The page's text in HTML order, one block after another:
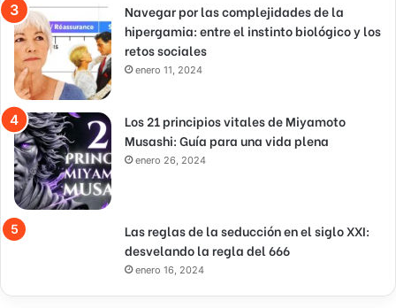
Navegar por las complejidades de la
hipergamia: entre el instinto biológico y los
retos sociales
enero 11, 2024
Los 21 principios vitales de Miyamoto
Musashi: Guía para una vida plena
enero 26, 2024
Las reglas de la seducción en el siglo XXI:
desvelando la regla del 666
enero 16, 2024